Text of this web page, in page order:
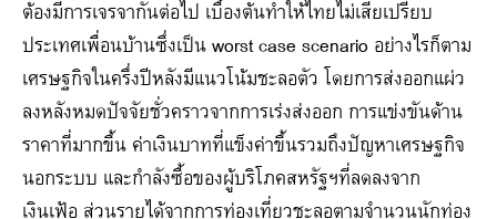
ต้องมีการเจรจากันต่อไป เบื้องต้นทำให้ไทยไม่เสียเปรียบ
ประเทศเพื่อนบ้านซึ่งเป็น worst case scenario อย่างไรก็ตาม
เศรษฐกิจในครึ่งปีหลังมีแนวโน้มชะลอตัว โดยการส่งออกแผ่ว
ลงหลังหมดปัจจัยชั่วคราวจากการเร่งส่งออก การแข่งขันด้าน
ราคาที่มากขึ้น ค่าเงินบาทที่แข็งค่าขึ้นรวมถึงปัญหาเศรษฐกิจ
นอกระบบ และกำลังซื้อของผู้บริโภคสหรัฐฯที่ลดลงจาก
เงินเฟ้อ ส่วนรายได้จากการท่องเที่ยวชะลอตามจำนวนนักท่อง